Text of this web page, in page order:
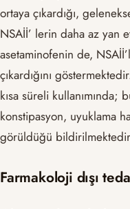
ortaya çıkardığı,
NSAİİ’ lerin daha az yan
asetaminofenin de,
çıkardığını
kısa süreli kullanımında;
konstipasyon, uyuklama
görüldüğü
Farmakoloji dışı